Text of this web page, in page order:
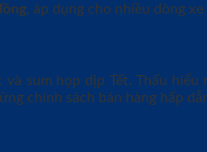
, áp dụng cho nhiều dòng
sum họp dịp Tết. Thấu hiểu
chính sách bán hàng hấp